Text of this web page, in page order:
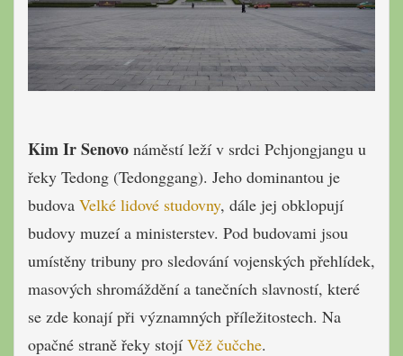
Kim Ir Senovo náměstí leží v srdci Pchjongjangu u
řeky Tedong (Tedonggang). Jeho dominantou je
budova Velké lidové studovny, dále jej obklopují
budovy muzeí a ministerstev. Pod budovami jsou
umístěny tribuny pro sledování vojenských přehlídek,
masových shromáždění a tanečních slavností, které
se zde konají při významných příležitostech. Na
opačné straně řeky stojí Věž čučche.